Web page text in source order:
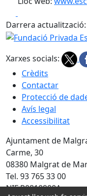
Darrera
Fundació Privada
Xarxes socials:
Crèdits
Contactar
Protecció de
Avís legal
Accessibilitat
Ajuntament de
Carme, 30
08380 Malgrat de
Tel. 93 765 33 00
NIF P0810900A